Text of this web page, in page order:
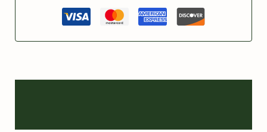
BAHCO